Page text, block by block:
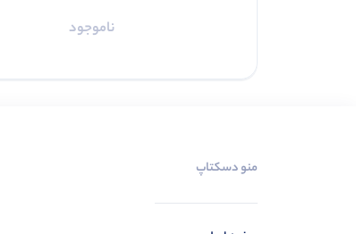
ناموجود
منو دسکتاپ